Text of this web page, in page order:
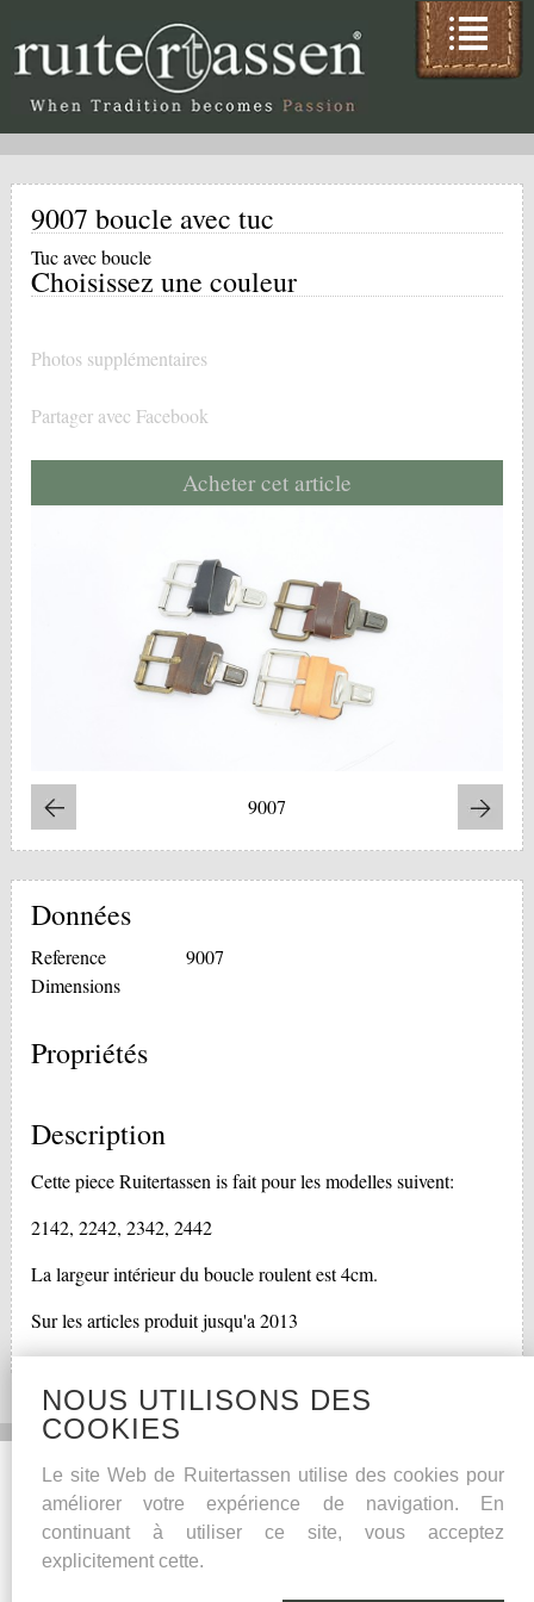
9007 boucle avec tuc
Tuc avec boucle
Choisissez une couleur
Photos supplémentaires
Partager avec Facebook
Acheter cet article
9007
Données
Reference
9007
Dimensions
Propriétés
Description
Cette piece Ruitertassen is fait pour les modelles suivent:
2142, 2242, 2342, 2442
La largeur intérieur du boucle roulent est 4cm.
Sur les articles produit jusqu'a 2013
Social Media
Facebook
Autres
Conseils pour l’entretien
NOUS UTILISONS DES
COOKIES
Le site Web de Ruitertassen utilise des cookies pour
améliorer votre expérience de navigation. En
continuant à utiliser ce site, vous acceptez
explicitement cette.